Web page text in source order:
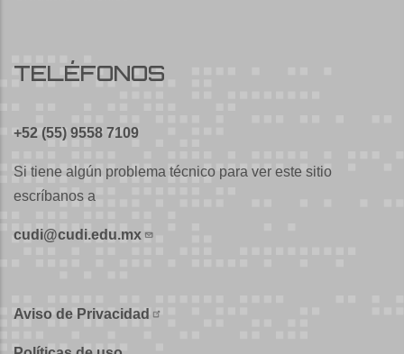
TELÉFONOS
+52 (55) 9558 7109
Si tiene algún problema técnico para ver este sitio
escríbanos a
cudi@cudi.edu.mx
Aviso de Privacidad